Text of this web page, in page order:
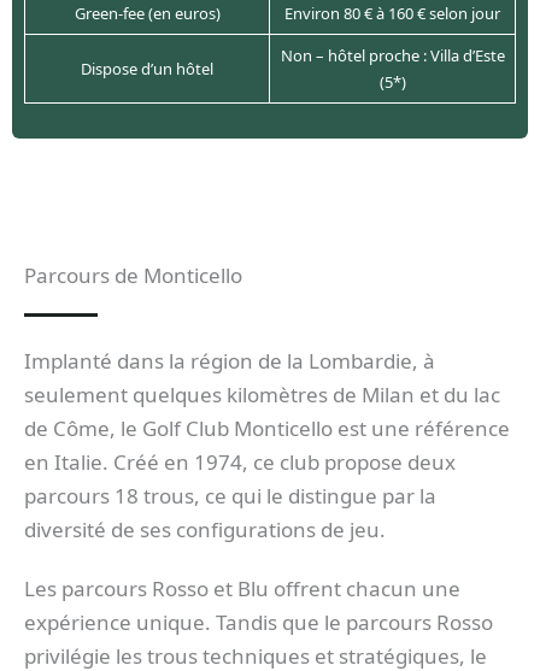
Green-fee (en euros)
Environ 80 € à 160 € selon jour
Dispose d’un hôtel
Non – hôtel proche : Villa d’Este
(5*)
Parcours de Monticello
Implanté dans la région de la Lombardie, à
seulement quelques kilomètres de Milan et du lac
de Côme, le Golf Club Monticello est une référence
en Italie. Créé en 1974, ce club propose deux
parcours 18 trous, ce qui le distingue par la
diversité de ses configurations de jeu.
Les parcours Rosso et Blu offrent chacun une
expérience unique. Tandis que le parcours Rosso
privilégie les trous techniques et stratégiques, le